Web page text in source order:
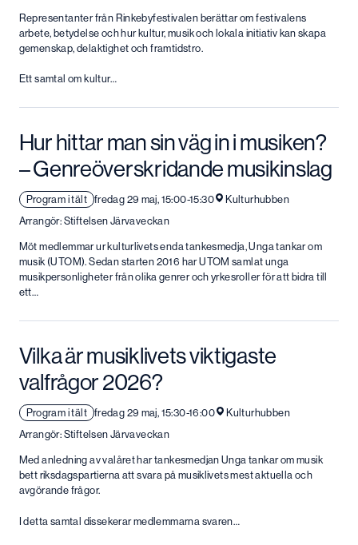
Representanter från Rinkebyfestivalen berättar om festivalens
arbete, betydelse och hur kultur, musik och lokala initiativ kan skapa
gemenskap, delaktighet och framtidstro.
Ett samtal om kultur…
Hur hittar man sin väg in i musiken?
– Genreöverskridande musikinslag
Program i tält fredag 29 maj, 15:00-15:30
Kulturhubben
Arrangör: Stiftelsen Järvaveckan
Möt medlemmar ur kulturlivets enda tankesmedja, Unga tankar om
musik (UTOM). Sedan starten 2016 har UTOM samlat unga
musikpersonligheter från olika genrer och yrkesroller för att bidra till
ett…
Vilka är musiklivets viktigaste
valfrågor 2026?
Program i tält fredag 29 maj, 15:30-16:00
Kulturhubben
Arrangör: Stiftelsen Järvaveckan
Med anledning av valåret har tankesmedjan Unga tankar om musik
bett riksdagspartierna att svara på musiklivets mest aktuella och
avgörande frågor.
I detta samtal dissekerar medlemmarna svaren…